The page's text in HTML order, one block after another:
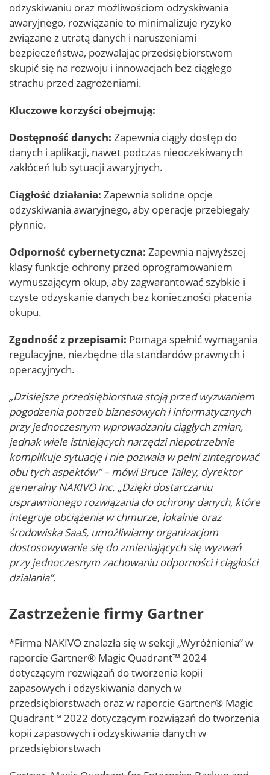
odzyskiwaniu oraz możliwościom odzyskiwania
awaryjnego, rozwiązanie to minimalizuje ryzyko
związane z utratą danych i naruszeniami
bezpieczeństwa, pozwalając przedsiębiorstwom
skupić się na rozwoju i innowacjach bez ciągłego
strachu przed zagrożeniami.
Kluczowe korzyści obejmują:
Dostępność danych: Zapewnia ciągły dostęp do
danych i aplikacji, nawet podczas nieoczekiwanych
zakłóceń lub sytuacji awaryjnych.
Ciągłość działania: Zapewnia solidne opcje
odzyskiwania awaryjnego, aby operacje przebiegały
płynnie.
Odporność cybernetyczna: Zapewnia najwyższej
klasy funkcje ochrony przed oprogramowaniem
wymuszającym okup, aby zagwarantować szybkie i
czyste odzyskanie danych bez konieczności płacenia
okupu.
Zgodność z przepisami: Pomaga spełnić wymagania
regulacyjne, niezbędne dla standardów prawnych i
operacyjnych.
„Dzisiejsze przedsiębiorstwa stoją przed wyzwaniem
pogodzenia potrzeb biznesowych i informatycznych
przy jednoczesnym wprowadzaniu ciągłych zmian,
jednak wiele istniejących narzędzi niepotrzebnie
komplikuje sytuację i nie pozwala w pełni zintegrować
obu tych aspektów” – mówi Bruce Talley, dyrektor
generalny NAKIVO Inc. „Dzięki dostarczaniu
usprawnionego rozwiązania do ochrony danych, które
integruje obciążenia w chmurze, lokalnie oraz
środowiska SaaS, umożliwiamy organizacjom
dostosowywanie się do zmieniających się wyzwań
przy jednoczesnym zachowaniu odporności i ciągłości
działania”.
Zastrzeżenie firmy Gartner
*Firma NAKIVO znalazła się w sekcji „Wyróżnienia” w
raporcie Gartner® Magic Quadrant™ 2024
dotyczącym rozwiązań do tworzenia kopii
zapasowych i odzyskiwania danych w
przedsiębiorstwach oraz w raporcie Gartner® Magic
Quadrant™ 2022 dotyczącym rozwiązań do tworzenia
kopii zapasowych i odzyskiwania danych w
przedsiębiorstwach